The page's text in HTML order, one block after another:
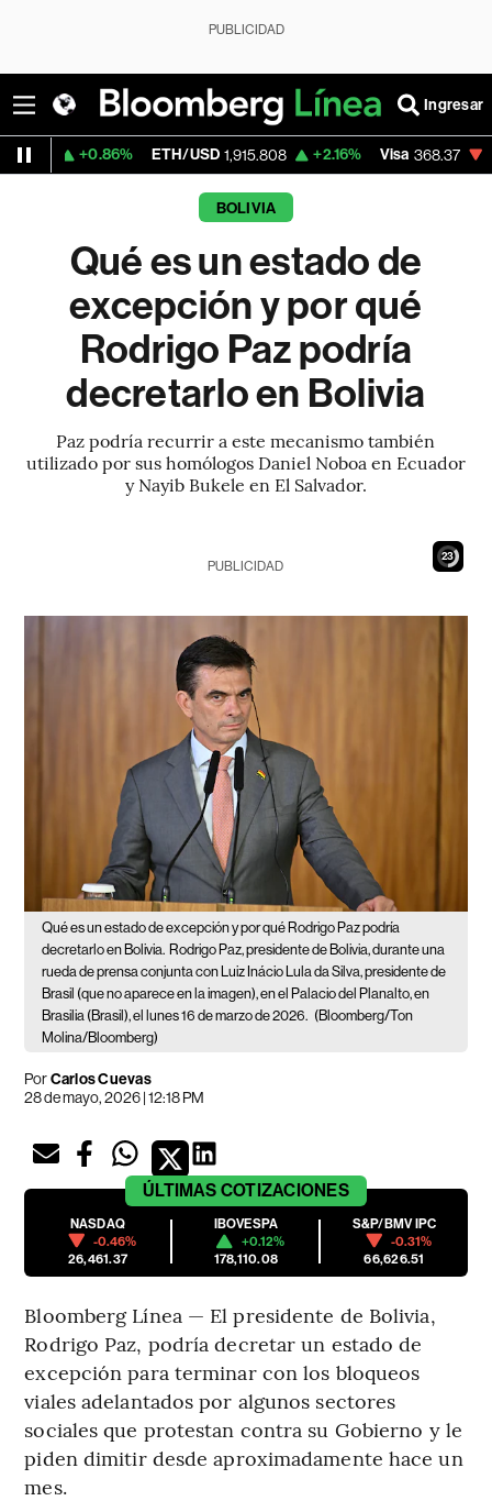
PUBLICIDAD
Ingresar
ETH/USD 1,915.808 +2.16% Visa 368.37 -0.33%
BOLIVIA
Qué es un estado de
excepción y por qué
Rodrigo Paz podría
decretarlo en Bolivia
Paz podría recurrir a este mecanismo también
utilizado por sus homólogos Daniel Noboa en Ecuador
y Nayib Bukele en El Salvador.
21
PUBLICIDAD
Qué es un estado de excepción y por qué Rodrigo Paz podría
decretarlo en Bolivia. Rodrigo Paz, presidente de Bolivia, durante una
rueda de prensa conjunta con Luiz Inácio Lula da Silva, presidente de
Brasil (que no aparece en la imagen), en el Palacio del Planalto, en
Brasilia (Brasil), el lunes 16 de marzo de 2026. (Bloomberg/Ton
Molina/Bloomberg)
PorCarlos Cuevas
28 de mayo, 2026 | 12:18 PM
ÚLTIMAS COTIZACIONES
NASDAQ
-0.46%
26,461.37
IBOVESPA
+0.12%
178,110.08
S&P/BMV IPC
-0.31%
66,626.51
Bloomberg Línea — El presidente de Bolivia,
Rodrigo Paz, podría decretar un estado de
excepción para terminar con los bloqueos
viales adelantados por algunos sectores
sociales que protestan contra su Gobierno y le
piden dimitir desde aproximadamente hace un
mes.